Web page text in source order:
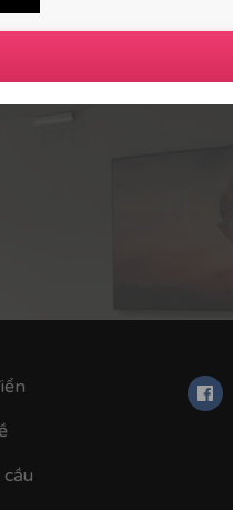
tiêu chung mỗi ngày.